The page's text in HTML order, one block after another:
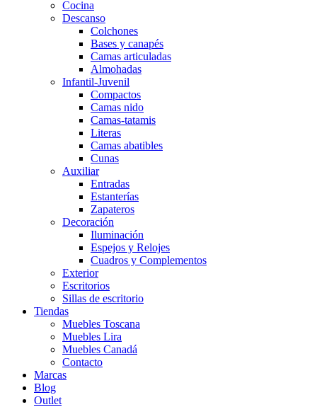
Cocina
Descanso
Colchones
Bases y canapés
Camas articuladas
Almohadas
Infantil-Juvenil
Compactos
Camas nido
Camas-tatamis
Literas
Camas abatibles
Cunas
Auxiliar
Entradas
Estanterías
Zapateros
Decoración
Iluminación
Espejos y Relojes
Cuadros y Complementos
Exterior
Escritorios
Sillas de escritorio
Tiendas
Muebles Toscana
Muebles Lira
Muebles Canadá
Contacto
Marcas
Blog
Outlet